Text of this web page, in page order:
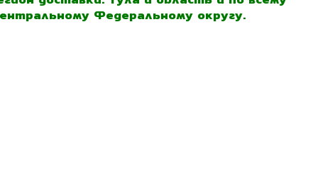
Федеральному округу.